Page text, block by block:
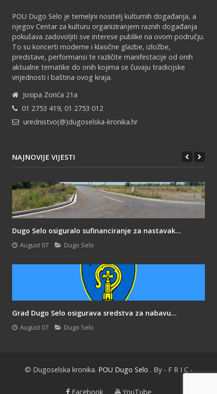
POU Dugo Selo je temeljni nositelj kulturnih događanja, a
njegov Centar za kulturu organiziranjem raznih događanja
pokušava zadovoljiti sve interese publike na ovom području.
To su koncerti moderne i klasične glazbe, izložbe,
predstave, performansi te različite manifestacije od onih
aktualne tematike do onih kojima se čuvaju tradicijske
vrijednosti i baština ovog kraja.
Josipa Zorića 21a
01 2753 419, 01 2753 012
urednistvo(@)dugoselska-kronika.hr
NAJNOVIJE VIJESTI
Dugo Selo osiguralo sufinanciranje za nastavak...
August 07 Dugo Selo
Grad Dugo Selo osigurava sredstva za nabavu...
August 07 Dugo Selo
© Dugoselska kronika. POU Dugo Selo . By - F R I C -
Facebook YouTube